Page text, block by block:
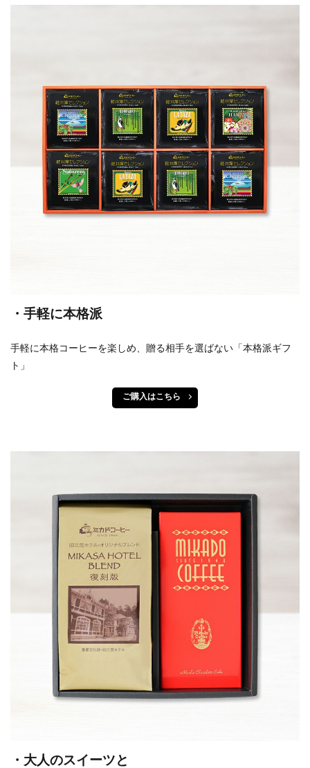
・手軽に本格派
手軽に本格コーヒーを楽しめ、贈る相手を選ばない「本格派ギフ
ト」
ご購入はこちら
・大人のスイーツと